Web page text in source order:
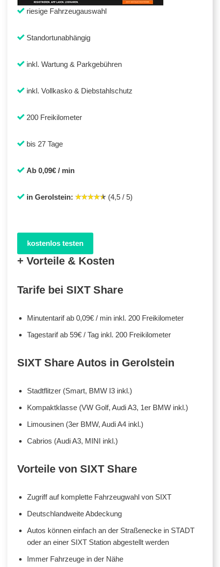
riesige Fahrzeugauswahl
Standortunabhängig
inkl. Wartung & Parkgebühren
inkl. Vollkasko & Diebstahlschutz
200 Freikilometer
bis 27 Tage
Ab 0,09€ / min
in Gerolstein: (4,5 / 5)
kostenlos testen
+ Vorteile & Kosten
Tarife bei SIXT Share
Minutentarif ab 0,09€ / min inkl. 200 Freikilometer
Tagestarif ab 59€ / Tag inkl. 200 Freikilometer
SIXT Share Autos in Gerolstein
Stadtflitzer (Smart, BMW I3 inkl.)
Kompaktklasse (VW Golf, Audi A3, 1er BMW inkl.)
Limousinen (3er BMW, Audi A4 inkl.)
Cabrios (Audi A3, MINI inkl.)
Vorteile von SIXT Share
Zugriff auf komplette Fahrzeugwahl von SIXT
Deutschlandweite Abdeckung
Autos können einfach an der Straßenecke in STADT
oder an einer SIXT Station abgestellt werden
Immer Fahrzeuge in der Nähe